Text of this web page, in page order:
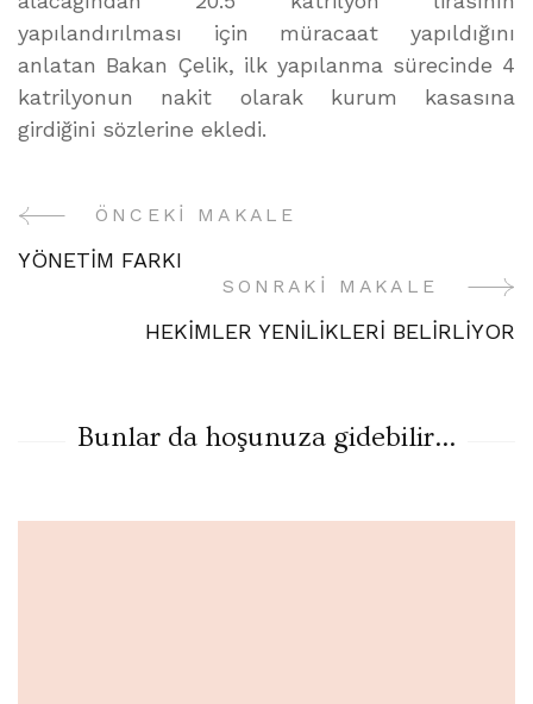
yapılandırılması için müracaat yapıldığını
anlatan Bakan Çelik, ilk yapılanma sürecinde 4
katrilyonun nakit olarak kurum kasasına
girdiğini sözlerine ekledi.
YazıÖNCEKI MAKALE
YÖNETİM FARKI
SONRAKI MAKALE
HEKİMLER YENİLİKLERİ BELİRLİYOR
Bunlar da hoşunuza gidebilir...